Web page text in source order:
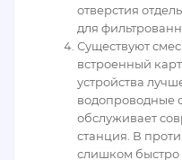
отверстия
для
Существуют
встроенный
устройства
водопроводные
обслуживает
станция. В
слишком быстро